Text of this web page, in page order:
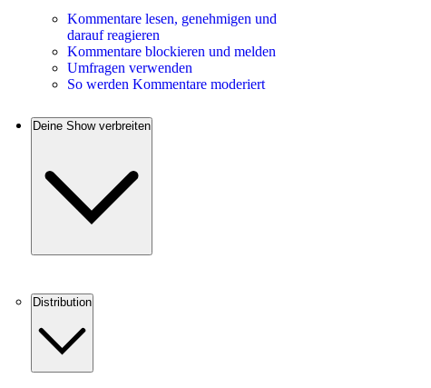
Kommentare lesen, genehmigen und
darauf reagieren
Kommentare blockieren und melden
Umfragen verwenden
So werden Kommentare moderiert
Deine Show verbreiten
Distribution